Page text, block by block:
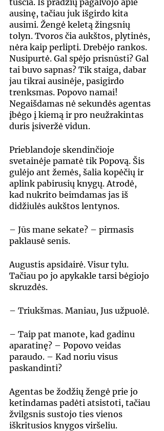
tuščia. Iš pradžių pagalvojo apie
ausinę, tačiau juk išgirdo kita
ausimi. Žengė keletą žingsnių
tolyn. Tvoros čia aukštos, plytinės,
nėra kaip perlipti. Drebėjo rankos.
Nusipurtė. Gal spėjo prisnūsti? Gal
tai buvo sapnas? Tik staiga, dabar
jau tikrai ausinėje, pasigirdo
trenksmas. Popovo namai!
Negaišdamas nė sekundės agentas
įbėgo į kiemą ir pro neužrakintas
duris įsiveržė vidun.
Prieblandoje skendinčioje
svetainėje pamatė tik Popovą. Šis
gulėjo ant žemės, šalia kopėčių ir
aplink pabirusių knygų. Atrodė,
kad nukrito beimdamas jas iš
didžiulės aukštos lentynos.
– Jūs mane sekate? – pirmasis
paklausė senis.
Augustis apsidairė. Visur tylu.
Tačiau po jo apykakle tarsi bėgiojo
skruzdės.
– Triukšmas. Maniau, Jus užpuolė.
– Taip pat manote, kad gadinu
aparatinę? – Popovo veidas
paraudo. – Kad noriu visus
paskandinti?
Agentas be žodžių žengė prie jo
ketindamas padėti atsistoti, tačiau
žvilgsnis sustojo ties vienos
iškritusios knygos viršeliu.